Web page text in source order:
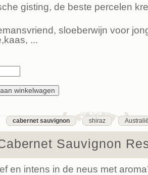
gisting, de beste percelen
sloeberwijn voor
...
cabernet sauvignon shiraz
Sauvignon
en intens in de neus met